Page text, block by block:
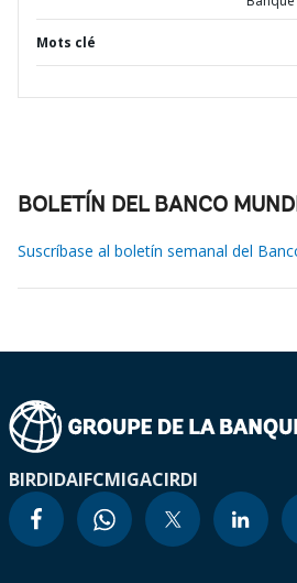
Mots clé
BOLETÍN DEL BANCO
Suscríbase al boletín semanal del
BIRDIDAIFCMIGACIRDI